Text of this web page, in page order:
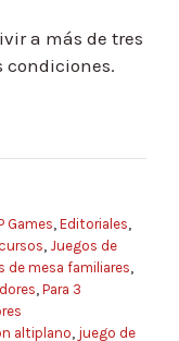
a más de tres
condiciones.
Games Editoriales
Juegos de
de mesa familiares
Para 3
altiplano juego de